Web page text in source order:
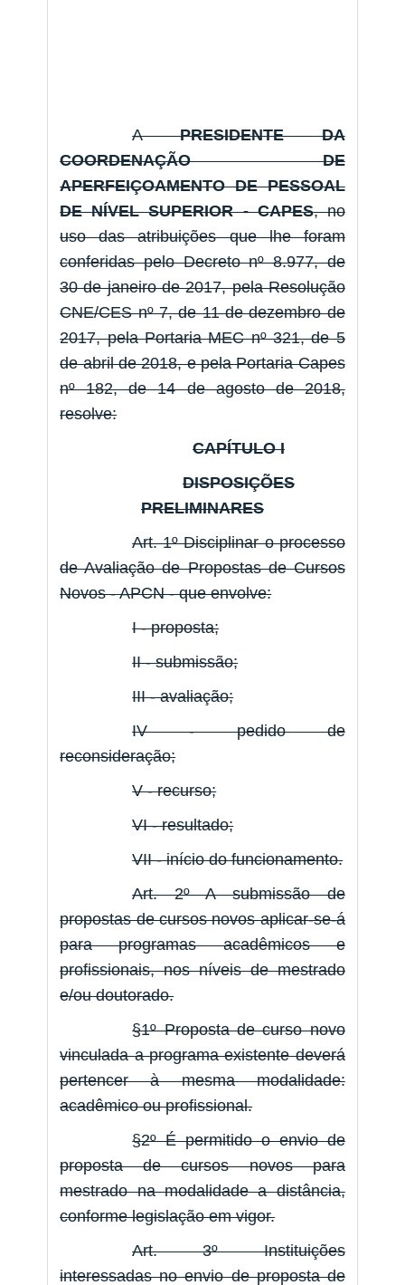
APRESIDENTE DA
COORDENAÇÃO DE
APERFEIÇOAMENTO DE PESSOAL
DE NÍVEL SUPERIOR - CAPES, no
uso das atribuições que lhe foram
conferidas pelo Decreto nº 8.977, de
30 de janeiro de 2017, pela Resolução
CNE/CES nº 7, de 11 de dezembro de
2017, pela Portaria MEC nº 321, de 5
de abril de 2018, e pela Portaria Capes
nº 182, de 14 de agosto de 2018,
resolve:
CAPÍTULO I
DISPOSIÇÕES
PRELIMINARES
Art. 1º Disciplinar o processo
de Avaliação de Propostas de Cursos
Novos - APCN - que envolve:
I - proposta;
II - submissão;
III - avaliação;
IV - pedido de
reconsideração;
V - recurso;
VI - resultado;
VII - início do funcionamento.
Art. 2º A submissão de
propostas de cursos novos aplicar-se-á
para programas acadêmicos e
profissionais, nos níveis de mestrado
e/ou doutorado.
§1º Proposta de curso novo
vinculada a programa existente deverá
pertencer à mesma modalidade:
acadêmico ou profissional.
§2º É permitido o envio de
proposta de cursos novos para
mestrado na modalidade a distância,
conforme legislação em vigor.
Art. 3º Instituições
interessadas no envio de proposta de